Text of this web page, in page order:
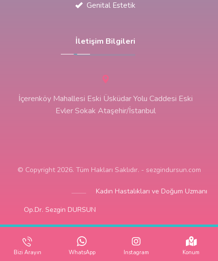
Genital Estetik
İletişim Bilgileri
İçerenköy Mahallesi Eski Üsküdar Yolu Caddesi Eski
Evler Sokak Ataşehir/İstanbul
© Copyright 2026. Tüm Hakları Saklıdır. - sezgindursun.com
Kadın Hastalıkları ve Doğum Uzmanı
Op.Dr. Sezgin DURSUN
Bizi Arayın WhatsApp Instagram Konum